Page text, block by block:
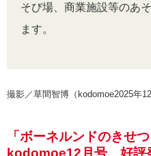
そび場、商業施設等のあ
ます。
撮影／草間智博（kodomoe2025年12
「ボーネルンドのきせ
kodomoe12月号、好評